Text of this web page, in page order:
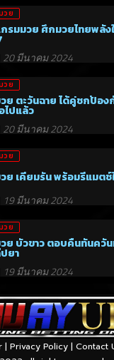
วย
รมมวย ศึกมวยไทยพลัง
20 มีนาคม 2024
วย
ย ตะวันฉาย ได้คู่ชกป้อ
ไปแล้ว
20 มีนาคม 2024
วย
ย เคียมรัน พร้อมรีแมตช์
19 มีนาคม 2024
วย
วย บัวขาว ตอบคืนทันค
ปยา
19 มีนาคม 2024
| Privacy Policy| Contact